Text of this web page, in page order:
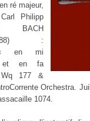
en ré majeur,
Philipp
BACH
1788) :
en mi
et en fa
Wq 177 &
Orchestra.
1074.